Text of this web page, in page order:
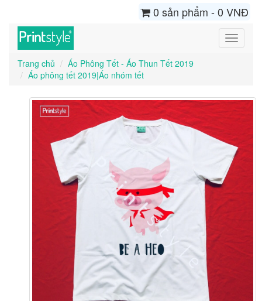
0 sản phẩm - 0 VNĐ
Toggle
Trang chủ
Áo Phông Tết - Áo Thun Tết 2019
Áo phông tết 2019|Áo nhóm tết